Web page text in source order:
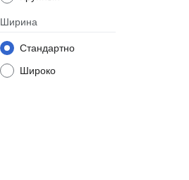
Ширина
Стандартно
Широко